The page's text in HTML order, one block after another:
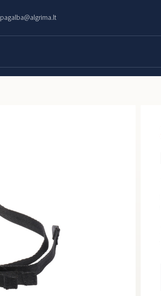
pagalba@algrima.lt